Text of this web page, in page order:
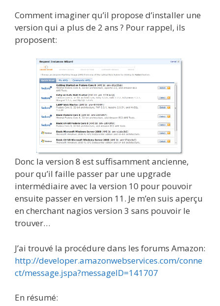
Comment imaginer qu’il propose d’installer une
version qui a plus de 2 ans ? Pour rappel, ils
proposent:
Donc la version 8 est suffisamment ancienne,
pour qu’il faille passer par une upgrade
intermédiaire avec la version 10 pour pouvoir
ensuite passer en version 11. Je m’en suis aperçu
en cherchant nagios version 3 sans pouvoir le
trouver…
J’ai trouvé la procédure dans les forums Amazon:
http://developer.amazonwebservices.com/conne
ct/message.jspa?messageID=141707
En résumé: